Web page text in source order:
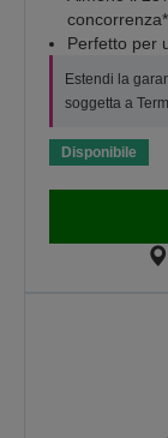
concorrenza*
Perfetto per
Estendi la
soggetta a
Disponibile